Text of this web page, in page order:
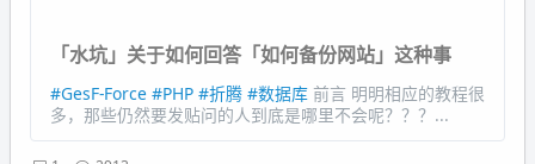
「水坑」关于如何回答「如何备份网站」这种事
#GesF-Force #PHP #折腾 #数据库 前言 明明相应的教程很
多，那些仍然要发贴问的人到底是哪里不会呢？？？...